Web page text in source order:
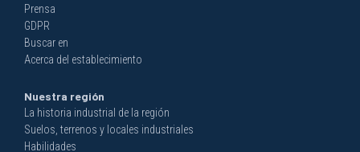
Prensa
GDPR
Buscar en
Acerca del establecimiento
Nuestra región
La historia industrial de la región
Suelos, terrenos y locales industriales
Habilidades